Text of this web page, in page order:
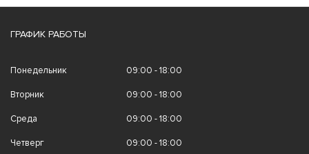
ГРАФИК РАБОТЫ
Понедельник 09:00 - 18:00
Вторник 09:00 - 18:00
Среда 09:00 - 18:00
Четверг 09:00 - 18:00